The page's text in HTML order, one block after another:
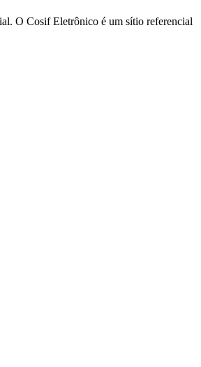
O Cosif Eletrônico é um sítio referencial